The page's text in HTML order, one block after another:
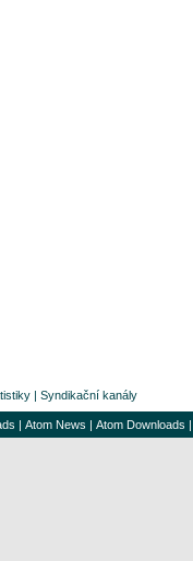
| Syndikační kanály
| Atom News | Atom Downloads |